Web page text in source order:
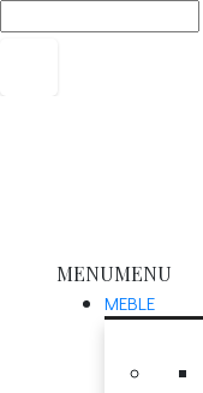
MENUMENU
MEBLE